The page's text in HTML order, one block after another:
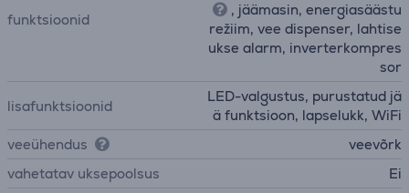
funktsioonid
, jäämasin, energiasäästu
režiim, vee dispenser, lahtise
ukse alarm, inverterkompres
sor
lisafunktsioonid
LED-valgustus, purustatud jä
ä funktsioon, lapselukk, WiFi
veeühendus
veevõrk
vahetatav uksepoolsus
Ei